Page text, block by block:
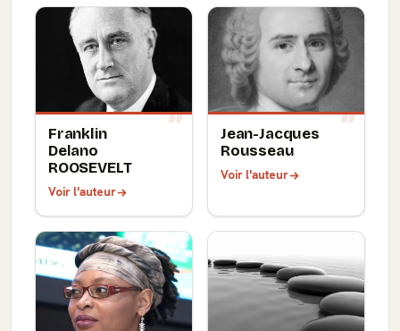
Franklin
Delano
ROOSEVELT
Voir l'auteur
Jean-Jacques
Rousseau
Voir l'auteur